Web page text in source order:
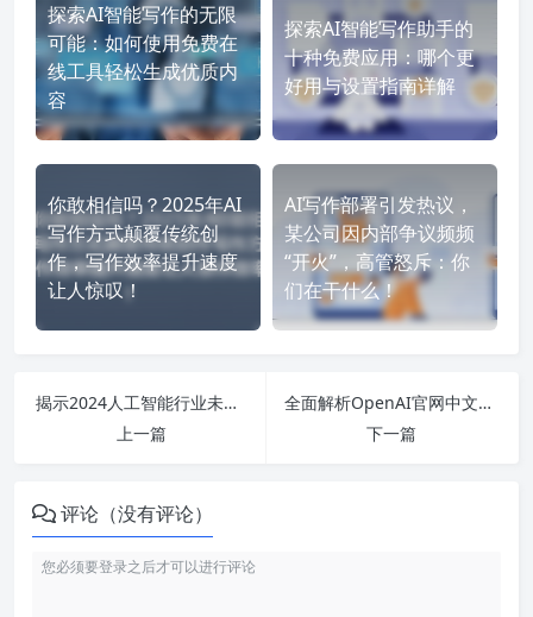
探索AI智能写作的无限
可能：如何使用免费在
线工具轻松生成优质内
容
探索AI智能写作助手的
十种免费应用：哪个更
好用与设置指南详解
你敢相信吗？2025年AI
写作方式颠覆传统创
作，写作效率提升速度
让人惊叹！
AI写作部署引发热议，
某公司因内部争议频频
“开火”，高管怒斥：你
们在干什么！
揭示2024人工智能行业未来十倍潜力：从专业排名到应用趋势深度剖析
上一篇
全面解析OpenAI官网中文版：张雪峰谈人工智能应用与就业前景
下一篇
评论（没有评论）